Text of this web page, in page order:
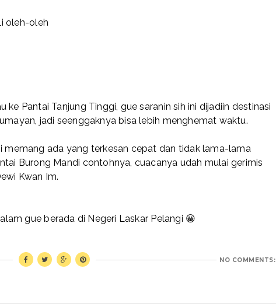
oleh-oleh
ke Pantai Tanjung Tinggi, gue saranin sih ini dijadiin destinasi
jadi seenggaknya bisa lebih menghemat waktu.
ada yang terkesan cepat dan tidak lama-lama
Burong Mandi contohnya, cuacanya udah mulai gerimis
Kwan Im.
gue berada di Negeri Laskar Pelangi 😀
NO COMMENTS: